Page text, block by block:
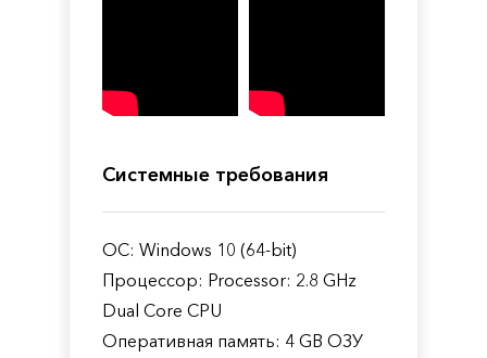
Системные требования
ОС: Windows 10 (64-bit)
Процессор: Processor: 2.8 GHz
Dual Core CPU
Оперативная память: 4 GB ОЗУ